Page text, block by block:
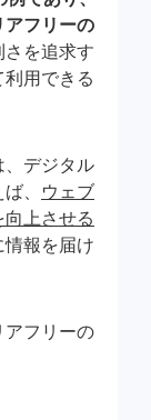
アフリーの
さを追求す
用できる
、デジタル
、
ウェブ
上させる
情報を届け
アフリーの